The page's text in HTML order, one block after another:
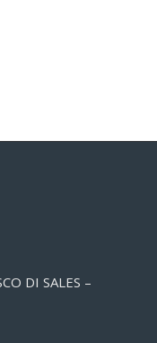
DI SALES –